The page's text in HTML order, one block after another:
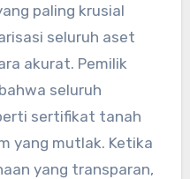
paling krusial
seluruh aset
akurat. Pemilik
seluruh
sertifikat tanah
yang mutlak. Ketika
yang transparan,